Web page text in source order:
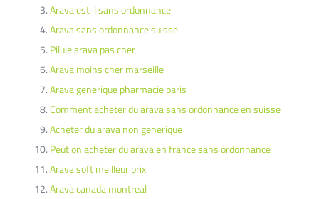
Arava est il sans ordonnance
Arava sans ordonnance suisse
Pilule arava pas cher
Arava moins cher marseille
Arava generique pharmacie paris
Comment acheter du arava sans ordonnance en suisse
Acheter du arava non generique
Peut on acheter du arava en france sans ordonnance
Arava soft meilleur prix
Arava canada montreal